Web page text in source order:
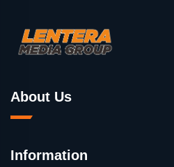
About Us
Information